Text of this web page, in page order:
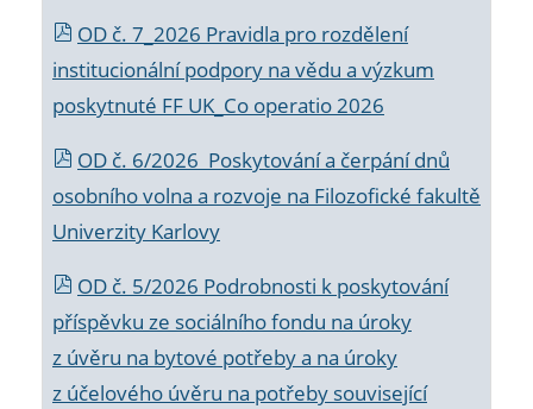
OD č. 7_2026 Pravidla pro rozdělení
institucionální podpory na vědu a výzkum
poskytnuté FF UK_Co operatio 2026
OD č. 6/2026 Poskytování a čerpání dnů
osobního volna a rozvoje na Filozofické fakultě
Univerzity Karlovy
OD č. 5/2026 Podrobnosti k poskytování
příspěvku ze sociálního fondu na úroky
z úvěru na bytové potřeby a na úroky
z účelového úvěru na potřeby související